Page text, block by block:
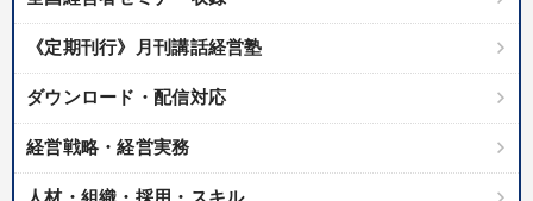
《定期刊行》月刊講話経営塾
ダウンロード・配信対応
経営戦略・経営実務